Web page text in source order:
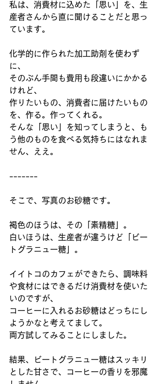
私は、消費材に込めた「思い」を、生
産者さんから直に聞けることだと思っ
ています。
化学的に作られた加工助剤を使わず
に、
そのぶん手間も費用も段違いにかかる
けれど、
作りたいもの、消費者に届けたいもの
を、作る。作ってくれる。
そんな「思い」を知ってしまうと、も
う他のものを食べる気持ちにはなれま
せん、ええ。
-------
そこで、写真のお砂糖です。
褐色のほうは、その「素精糖」。
白いほうは、生産者が違うけど「ビー
トグラニュー糖」。
イイトコのカフェができたら、調味料
や食材にはできるだけ消費材を使いた
いのですが、
コーヒーに入れるお砂糖はどっちにし
ようかなと考えてまして。
両方試してみることにしました。
結果、ビートグラニュー糖はスッキリ
とした甘さで、コーヒーの香りを邪魔